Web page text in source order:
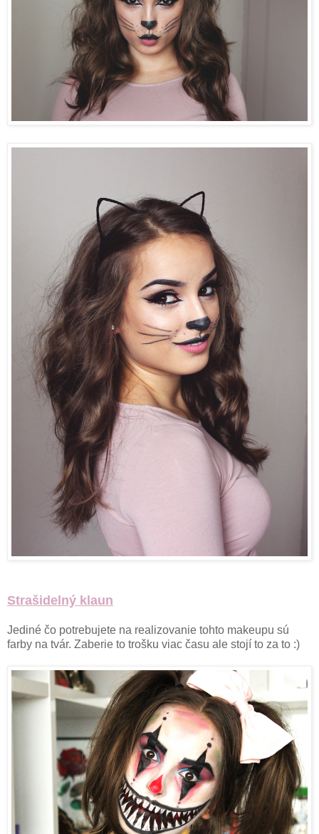
Strašidelný klaun
Jediné čo potrebujete na realizovanie tohto makeupu sú
farby na tvár. Zaberie to trošku viac času ale stojí to za to :)